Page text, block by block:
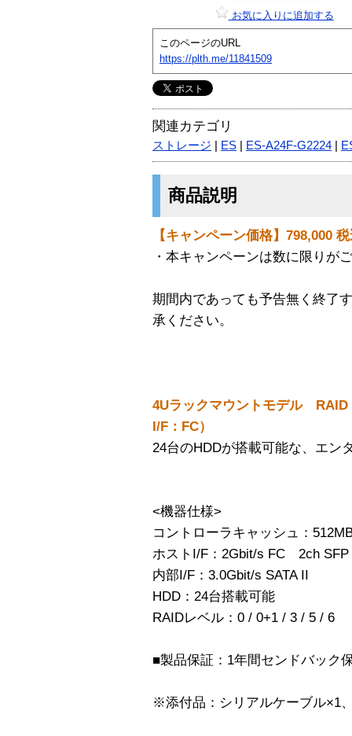
お気に入りに追加する
このページのURL
https://plth.me/11841509
関連カテゴリ
ストレージ ES ES-A24F-G2224
商品説明
【キャンペーン価格】798,000
・本キャンペーンは数に限りが
期間内であっても予告無く終了
承ください。
4Uラックマウントモデル RAID
I/F：FC）
24台のHDDが搭載可能な、エン
<機器仕様>
コントローラキャッシュ：
ホストI/F：2Gbit/s FC 2ch SFP
内部I/F：3.0Gbit/s SATA II
HDD：24台搭載可能
RAIDレベル：0 / 0+1 / 3 / 5 / 6
■製品保証：1年間センドバック
※添付品：シリアルケーブル×1